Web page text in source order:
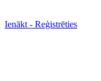
Ienākt - Reģistrēties